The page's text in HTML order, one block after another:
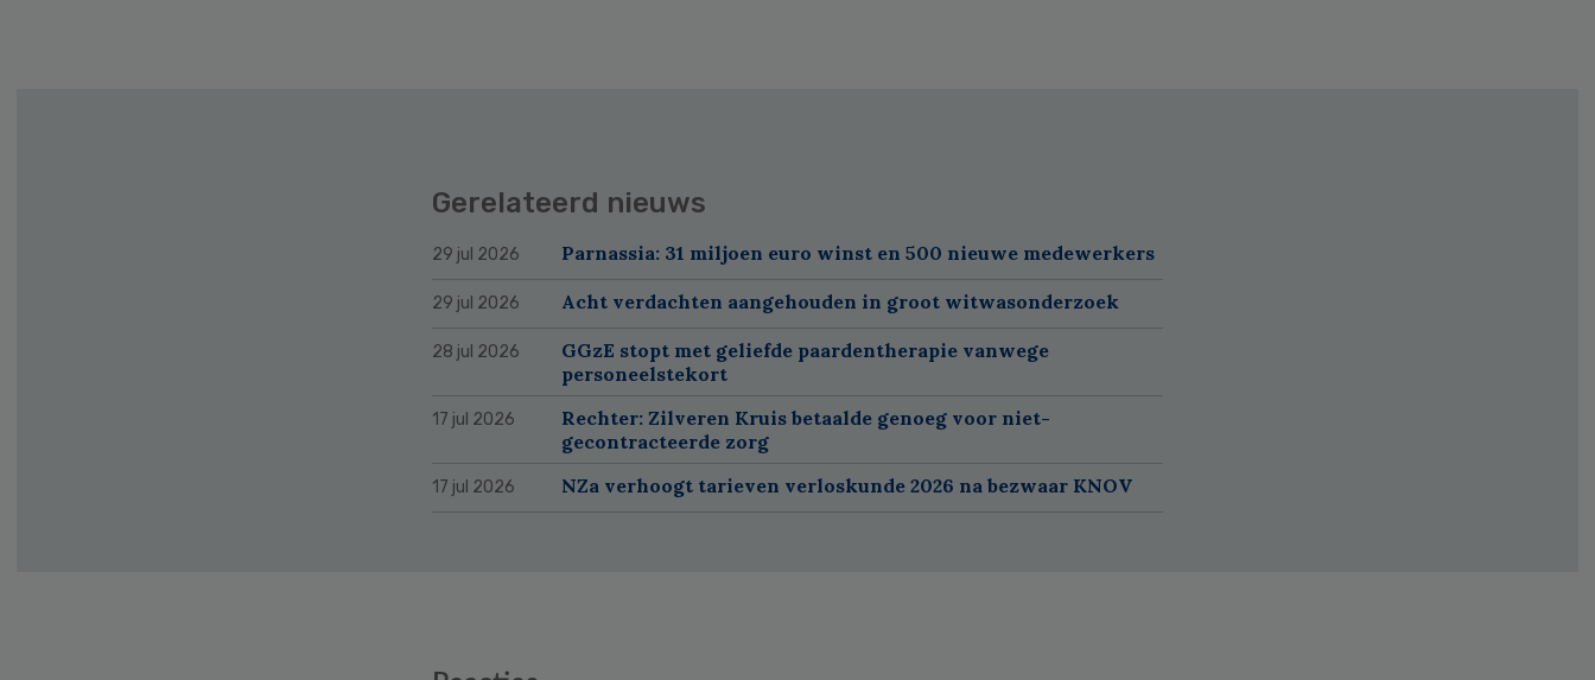
Gerelateerd nieuws
29 jul 2026 Parnassia: 31 miljoen euro winst en 500 nieuwe medewerkers
29 jul 2026 Acht verdachten aangehouden in groot witwasonderzoek
28 jul 2026
GGzE stopt met geliefde paardentherapie vanwege
personeelstekort
17 jul 2026
Rechter: Zilveren Kruis betaalde genoeg voor niet-
gecontracteerde zorg
17 jul 2026 NZa verhoogt tarieven verloskunde 2026 na bezwaar KNOV